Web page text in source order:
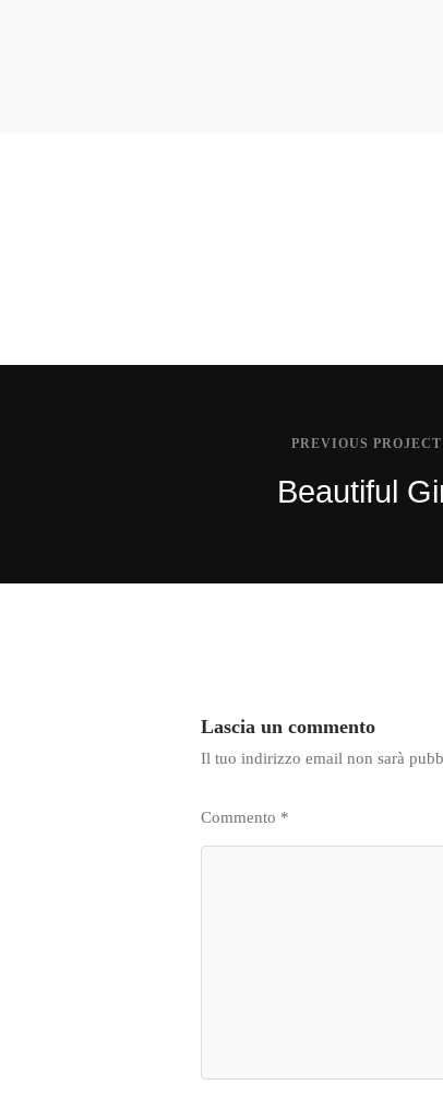
PREVIOUS PROJECT
Beautiful
Lascia un commento
Il tuo indirizzo email non sarà
Commento *